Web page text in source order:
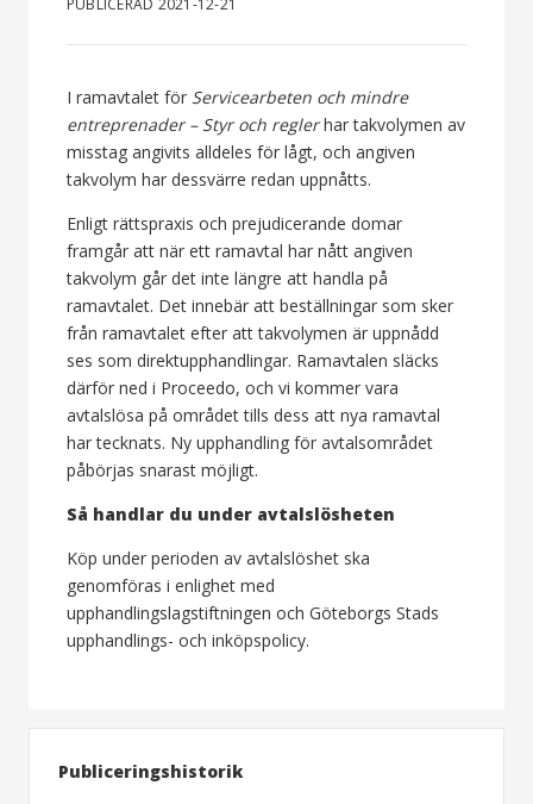
PUBLICERAD 2021-12-21
I ramavtalet för Servicearbeten och mindre
entreprenader – Styr och reglerhar takvolymen av
misstag angivits alldeles för lågt, och angiven
takvolym har dessvärre redan uppnåtts.
Enligt rättspraxis och prejudicerande domar
framgår att när ett ramavtal har nått angiven
takvolym går det inte längre att handla på
ramavtalet. Det innebär att beställningar som sker
från ramavtalet efter att takvolymen är uppnådd
ses som direktupphandlingar. Ramavtalen släcks
därför ned i Proceedo, och vi kommer vara
avtalslösa på området tills dess att nya ramavtal
har tecknats. Ny upphandling för avtalsområdet
påbörjas snarast möjligt.
Så handlar du under avtalslösheten
Köp under perioden av avtalslöshet ska
genomföras i enlighet med
upphandlingslagstiftningen och Göteborgs Stads
upphandlings- och inköpspolicy.
Publiceringshistorik